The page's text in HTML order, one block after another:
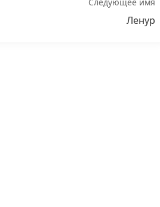
Ленур